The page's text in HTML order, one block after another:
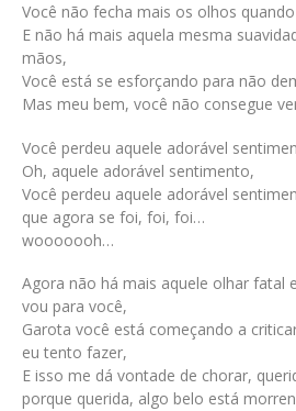
Você não fecha mais os olhos
E não há mais aquela mesma
mãos,
Você está se esforçando para não
Mas meu bem, você não consegue
Você perdeu aquele adorável
Oh, aquele adorável sentimento,
Você perdeu aquele adorável
que agora se foi, foi, foi…
wooooooh…
Agora não há mais aquele olhar fatal
vou para você,
Garota você está começando a
eu tento fazer,
E isso me dá vontade de chorar,
porque querida, algo belo está